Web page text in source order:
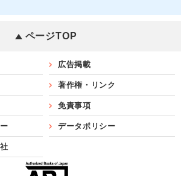
ページTOP
広告掲載
著作権・リンク
免責事項
データポリシー